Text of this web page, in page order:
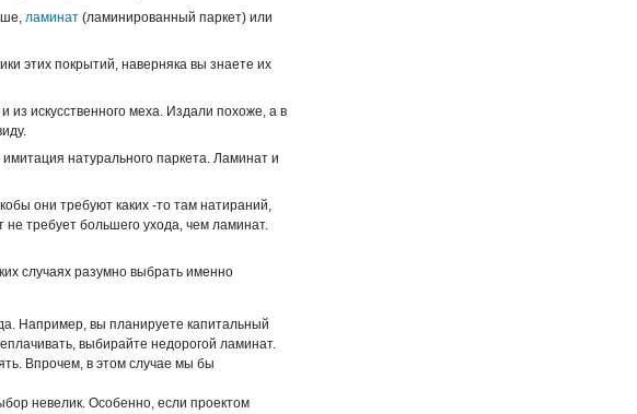
ламинат (ламинированный паркет) или
этих покрытий, наверняка вы знаете их
из искусственного меха. Издали похоже, а в
имитация натурального паркета. Ламинат и
они требуют каких -то там натираний,
требует большего ухода, чем ламинат.
случаях разумно выбрать именно
Например, вы планируете капитальный
выбирайте недорогой ламинат.
Впрочем, в этом случае мы бы
невелик. Особенно, если проектом